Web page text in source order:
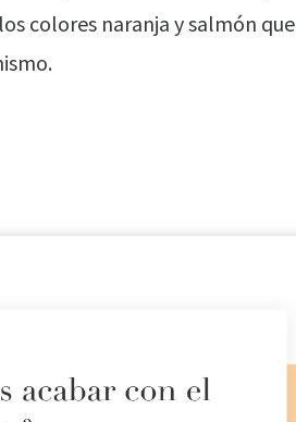
colores naranja y salmón que